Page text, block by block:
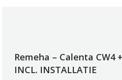
Remeha – Calenta CW4
INCL. INSTALLATIE